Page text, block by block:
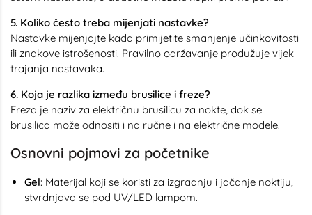
5. Koliko često treba mijenjati nastavke?
Nastavke mijenjajte kada primijetite smanjenje učinkovitosti
ili znakove istrošenosti. Pravilno održavanje produžuje vijek
trajanja nastavaka.
6. Koja je razlika između brusilice i freze?
Freza je naziv za električnu brusilicu za nokte, dok se
brusilica može odnositi i na ručne i na električne modele.
Osnovni pojmovi za početnike
Gel: Materijal koji se koristi za izgradnju i jačanje noktiju,
stvrdnjava se pod UV/LED lampom.